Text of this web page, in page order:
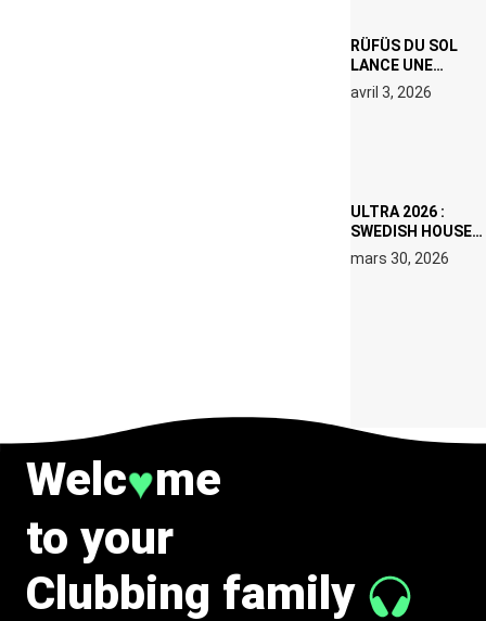
RÜFÜS DU SOL
LANCE UNE
RÉSIDENCE DJ
SET DE QUATRE
avril 3, 2026
ULTRA 2026 :
SWEDISH HOUSE
MAFIA RETROUVE
ERIC PRYDZ DANS
mars 30, 2026
Welc♥me
to your
Clubbing family